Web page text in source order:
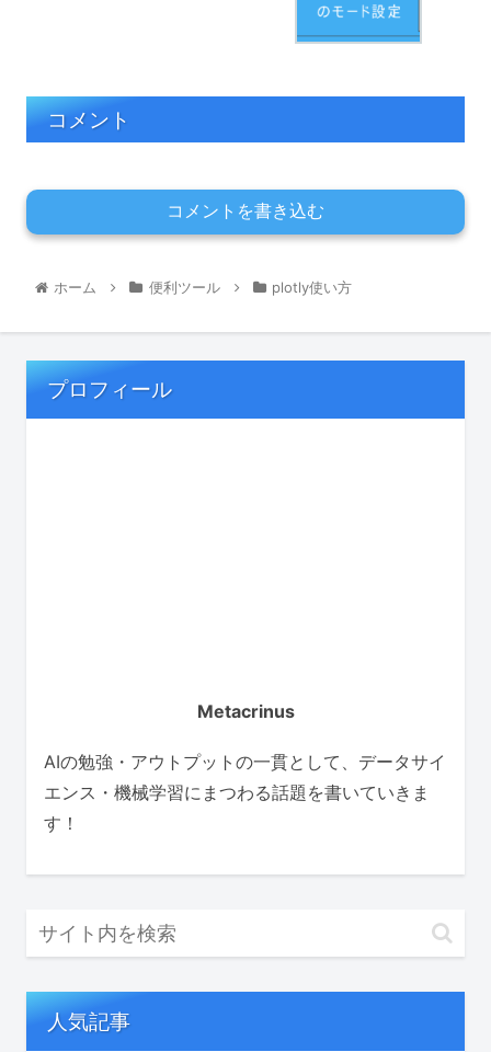
コメント
コメントを書き込む
ホーム 便利ツール plotly使い方
プロフィール
Metacrinus
AIの勉強・アウトプットの一貫として、データサイ
エンス・機械学習にまつわる話題を書いていきま
す！
人気記事